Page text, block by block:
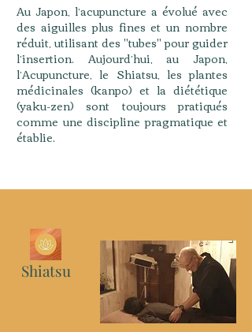
Au Japon, l’acupuncture a évolué avec
des aiguilles plus fines et un nombre
réduit, utilisant des "tubes" pour guider
l’insertion. Aujourd’hui, au Japon,
l’Acupuncture, le Shiatsu, les plantes
médicinales (kanpo) et la diététique
(yaku-zen) sont toujours pratiqués
comme une discipline pragmatique et
établie.
Shiatsu